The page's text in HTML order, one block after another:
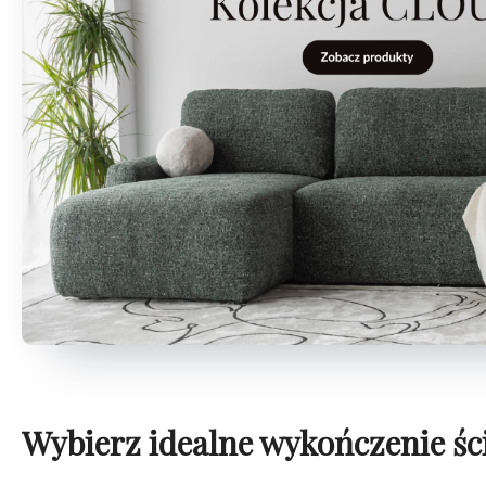
Wybierz idealne wykończenie